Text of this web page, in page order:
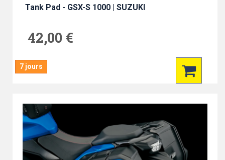
Tank Pad - GSX-S 1000 | SUZUKI
42,00 €
7 jours